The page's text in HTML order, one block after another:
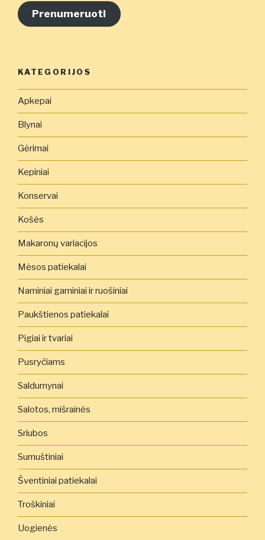
adresą
čia
Prenumeruoti
KATEGORIJOS
Apkepai
Blynai
Gėrimai
Kepiniai
Konservai
Košės
Makaronų variacijos
Mėsos patiekalai
Naminiai gaminiai ir ruošiniai
Paukštienos patiekalai
Pigiai ir tvariai
Pusryčiams
Saldumynai
Salotos, mišrainės
Sriubos
Sumuštiniai
Šventiniai patiekalai
Troškiniai
Uogienės